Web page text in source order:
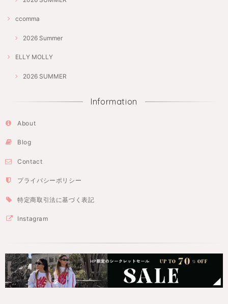
ccomma
2026 Summer
ELLY MOLLY
2026 SUMMER
Information
About
Blog
Contact
プライバシーポリシー
特定商取引法に基づく表記
Instagram